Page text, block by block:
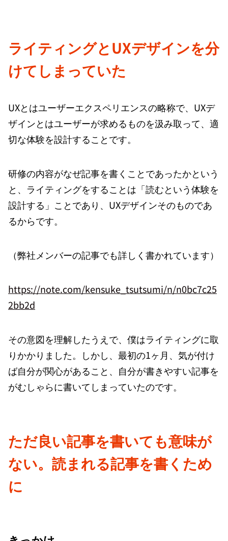
ライティングとUXデザインを分
けてしまっていた
UXとはユーザーエクスペリエンスの略称で、UXデ
ザインとはユーザーが求めるものを汲み取って、適
切な体験を設計することです。
研修の内容がなぜ記事を書くことであったかという
と、ライティングをすることは「読むという体験を
設計する」ことであり、UXデザインそのものであ
るからです。
（弊社メンバーの記事でも詳しく書かれています）
https://note.com/kensuke_tsutsumi/n/n0bc7c25
2bb2d
その意図を理解したうえで、僕はライティングに取
りかかりました。しかし、最初の1ヶ月、気が付け
ば自分が関心があること、自分が書きやすい記事を
がむしゃらに書いてしまっていたのです。
ただ良い記事を書いても意味が
ない。読まれる記事を書くため
に